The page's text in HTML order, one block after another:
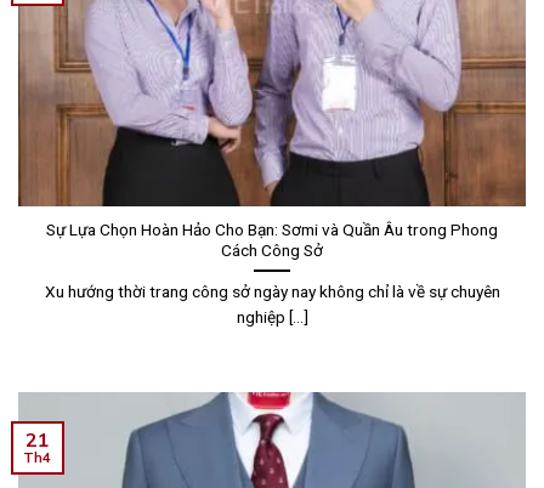
Sự Lựa Chọn Hoàn Hảo Cho Bạn: Sơmi và Quần Âu trong Phong
Cách Công Sở
Xu hướng thời trang công sở ngày nay không chỉ là về sự chuyên
nghiệp [...]
21
Th4